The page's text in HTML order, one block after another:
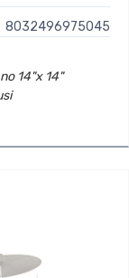
8032496975045
14"x 14"